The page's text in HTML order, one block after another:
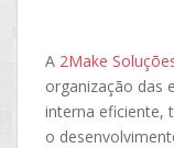
A 2Make
organização das
interna eficiente,
o